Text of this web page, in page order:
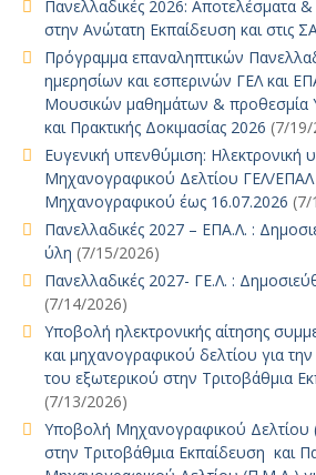
Πανελλαδικές 2026: Αποτελέσματα
στην Ανώτατη Εκπαίδευση και στις
Πρόγραμμα επαναληπτικών
ημερησίων και εσπερινών ΓΕΛ και
Μουσικών μαθημάτων & προθεσμία
και Πρακτικής Δοκιμασίας 2026 (7/
Ευγενική υπενθύμιση: Ηλεκτρονική
Μηχανογραφικού Δελτίου ΓΕΛ/
Μηχανογραφικού έως 16.07.2026 (7/
Πανελλαδικές 2027 – ΕΠΑ.Λ. :
ύλη (7/15/2026)
Πανελλαδικές 2027- ΓΕ.Λ. :
(7/14/2026)
Υποβολή ηλεκτρονικής αίτησης
και μηχανογραφικού δελτίου για
του εξωτερικού στην Τριτοβάθμια
(7/13/2026)
Υποβολή Μηχανογραφικού Δελτίου
στην Τριτοβάθμια Εκπαίδευση και